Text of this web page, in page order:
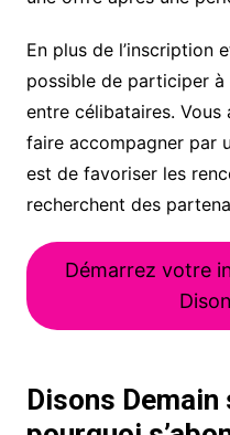
En plus de l’inscription
possible de participer à
entre célibataires.
faire accompagner par
est de favoriser les
recherchent des
Démarrez votre
Disons